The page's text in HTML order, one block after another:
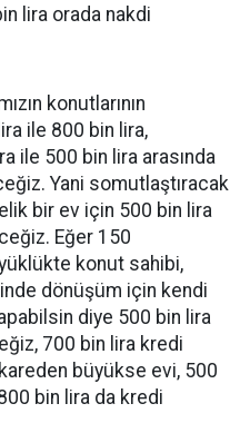
lira orada nakdi
konutlarının
ile 800 bin lira,
ile 500 bin lira arasında
Yani somutlaştıracak
bir ev için 500 bin lira
Eğer 150
konut sahibi,
dönüşüm için kendi
diye 500 bin lira
700 bin lira kredi
büyükse evi, 500
bin lira da kredi